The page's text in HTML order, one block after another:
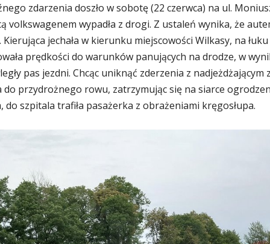
zdarzenia doszło w sobotę (22 czerwca) na ul.
volkswagenem wypadła z drogi. Z ustaleń wynika, że
Kierująca jechała w kierunku miejscowości Wilkasy, na
prędkości do warunków panujących na drodze, w
pas jezdni. Chcąc uniknąć zderzenia z
do przydrożnego rowu, zatrzymując się na siarce
do szpitala trafiła pasażerka z obrażeniami kręgosłupa.